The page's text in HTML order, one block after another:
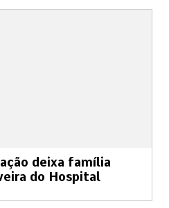
deixa família
do Hospital